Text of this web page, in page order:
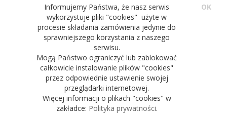
Informujemy Państwa, że nasz serwis
wykorzystuje pliki "cookies" użyte w
procesie składania zamówienia jedynie do
sprawniejszego korzystania z naszego
serwisu.
Mogą Państwo ograniczyć lub zablokować
całkowicie instalowanie plików "cookies"
przez odpowiednie ustawienie swojej
przeglądarki internetowej.
Więcej informacji o plikach "cookies" w
zakładce: Polityka prywatności.
OK